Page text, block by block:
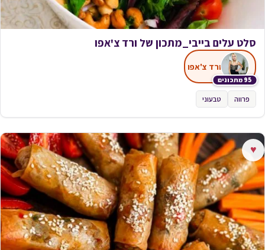
סלט עלים בייבי_מתכון של ורד צ'אפו
95 מתכונים
ורד צ'אפו
פרווה טבעוני
♥